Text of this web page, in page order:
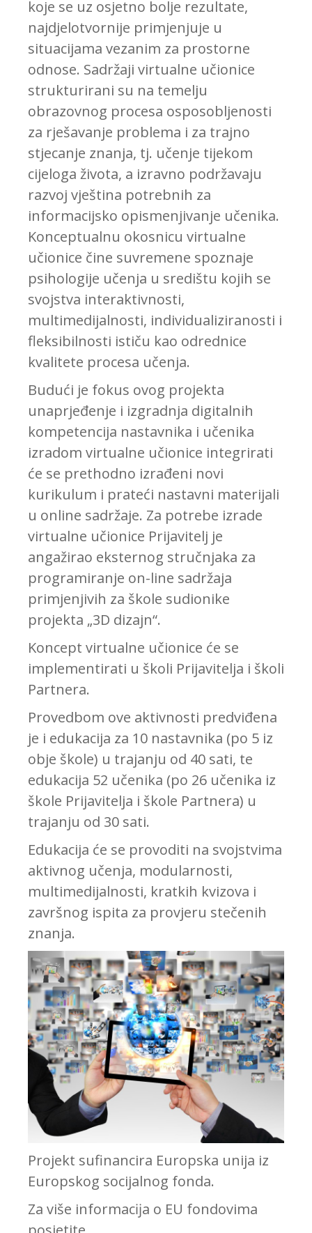
koje se uz osjetno bolje rezultate,
najdjelotvornije primjenjuje u
situacijama vezanim za prostorne
odnose. Sadržaji virtualne učionice
strukturirani su na temelju
obrazovnog procesa osposobljenosti
za rješavanje problema i za trajno
stjecanje znanja, tj. učenje tijekom
cijeloga života, a izravno podržavaju
razvoj vještina potrebnih za
informacijsko opismenjivanje učenika.
Konceptualnu okosnicu virtualne
učionice čine suvremene spoznaje
psihologije učenja u središtu kojih se
svojstva interaktivnosti,
multimedijalnosti, individualiziranosti i
fleksibilnosti ističu kao odrednice
kvalitete procesa učenja.
Budući je fokus ovog projekta
unaprjeđenje i izgradnja digitalnih
kompetencija nastavnika i učenika
izradom virtualne učionice integrirati
će se prethodno izrađeni novi
kurikulum i prateći nastavni materijali
u online sadržaje. Za potrebe izrade
virtualne učionice Prijavitelj je
angažirao eksternog stručnjaka za
programiranje on-line sadržaja
primjenjivih za škole sudionike
projekta „3D dizajn“.
Koncept virtualne učionice će se
implementirati u školi Prijavitelja i školi
Partnera.
Provedbom ove aktivnosti predviđena
je i edukacija za 10 nastavnika (po 5 iz
obje škole) u trajanju od 40 sati, te
edukacija 52 učenika (po 26 učenika iz
škole Prijavitelja i škole Partnera) u
trajanju od 30 sati.
Edukacija će se provoditi na svojstvima
aktivnog učenja, modularnosti,
multimedijalnosti, kratkih kvizova i
završnog ispita za provjeru stečenih
znanja.
Projekt sufinancira Europska unija iz
Europskog socijalnog fonda.
Za više informacĳa o EU fondovima